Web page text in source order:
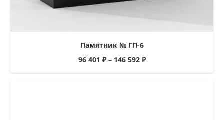
Памятник № ГП-6
96 401 ₽– 146 592 ₽